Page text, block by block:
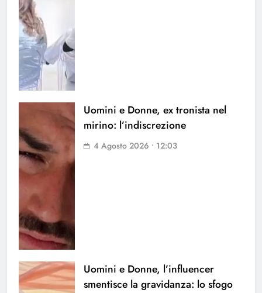
Uomini e Donne, ex tronista nel
mirino: l’indiscrezione
4 Agosto 2026 • 12:03
Uomini e Donne, l’influencer
smentisce la gravidanza: lo sfogo